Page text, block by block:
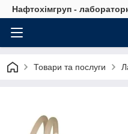
Нафтохімгруп -
Товари та послуги